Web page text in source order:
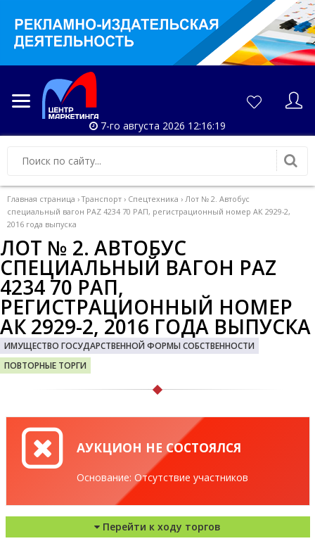
7-го августа 2026 12:16:20
Главная страница › Транспорт › Спецтехника › Лот № 2. Автобус
специальный вагон PAZ 4234 70 РАП, регистрационный номер АК 2929-2,
2016 года выпуска
ЛОТ № 2. АВТОБУС
СПЕЦИАЛЬНЫЙ ВАГОН PAZ
4234 70 РАП,
РЕГИСТРАЦИОННЫЙ НОМЕР
АК 2929-2, 2016 ГОДА ВЫПУСКА
ИМУЩЕСТВО ГОСУДАРСТВЕННОЙ ФОРМЫ СОБСТВЕННОСТИ
ПОВТОРНЫЕ ТОРГИ
АУКЦИОН НЕ СОСТОЯЛСЯ
Основание: Отсутствие участников
Перейти к ходу торгов